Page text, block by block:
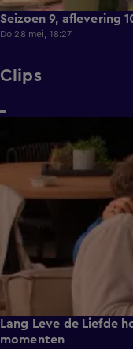
Seizoen 9, aflevering
Do 28 mei, 18:27
Clips
Lang Leve de Liefde
momenten